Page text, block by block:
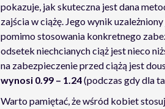
pokazuje, jak skuteczna jest dana
zajścia w ciążę. Jego wynik
pomimo stosowania konkretnego
odsetek niechcianych ciąż jest nieco
na zabezpieczenie przed ciążą jest
wynosi 0.99 – 1.24(podczas gdy dla
Warto pamiętać, że wśród kobiet